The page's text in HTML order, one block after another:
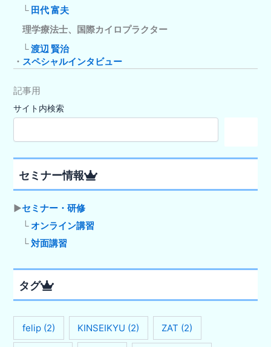
└ 田代 富夫
理学療法士、国際カイロプラクター
└渡辺 賢治
・ スペシャルインタビュー
記事用
サイト内検索
セミナー情報
▶セミナー・研修
└オンライン講習
└対面講習
タグ
felip (2) KINSEIKYU (2) ZAT (2)